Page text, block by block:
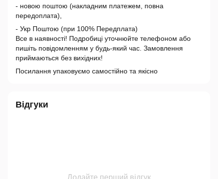
- новою поштою (накладним платежем, повна
передоплата),
- Укр Поштою (при 100% Передплата)
Все в наявності! Подробиці уточнюйте телефоном або
пишіть повідомленням у будь-який час. Замовлення
приймаються без вихідних!
Посилання упаковуємо самостійно та якісно
Відгуки
Додайте перший відгук